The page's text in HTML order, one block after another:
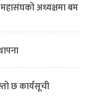
महासंघको अध्यक्षमा बम
छ कार्यसूची